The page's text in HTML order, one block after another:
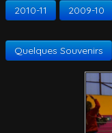
2010-11
2009-10
Quelques Souvenirs